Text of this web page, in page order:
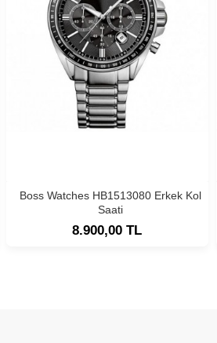
Boss Watches HB1513080 Erkek Kol
Saati
8.900,00 TL